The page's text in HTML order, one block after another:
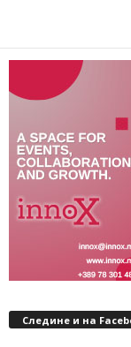
Следине и на